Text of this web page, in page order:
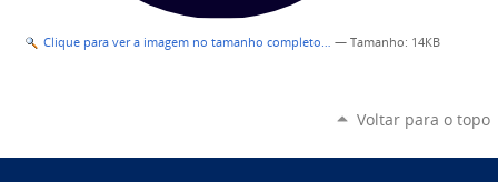
Clique para ver a imagem no tamanho completo… — Tamanho: 14KB
Voltar para o topo